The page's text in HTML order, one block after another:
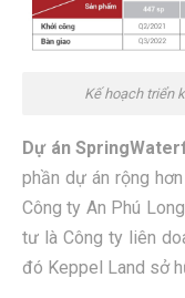
Kế hoạch triển
Dự án
phần dự án rộng
Công ty An Phú
tư là Công ty liên
đó Keppel Land sở